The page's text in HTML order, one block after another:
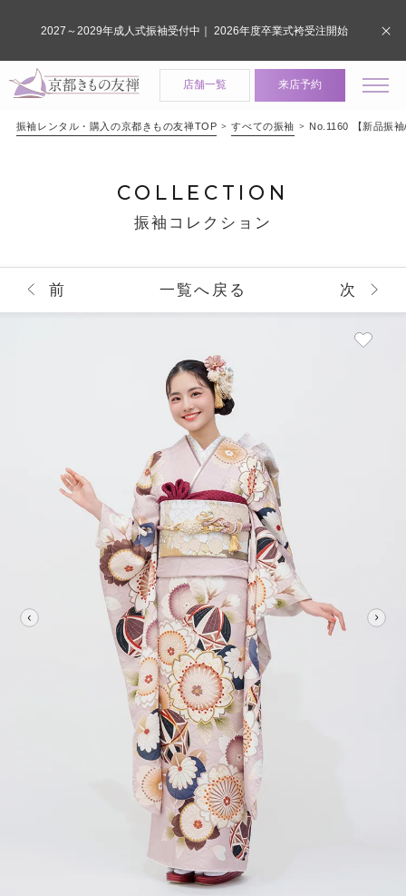
店舗一覧 来店予約
振袖レンタル・購入の京都きもの友禅TOP すべての振袖 No.1160 【新品振
COLLECTION
振袖コレクション
前 一覧へ戻る 次
2027～2029年成人式振袖受付中｜ 2026年度卒業式袴受注開始